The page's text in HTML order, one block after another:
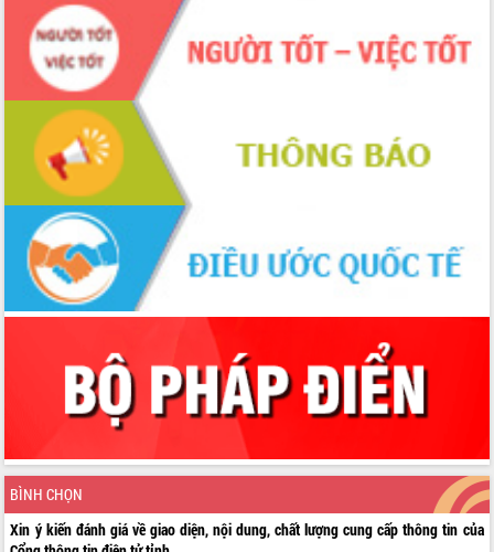
BÌNH CHỌN
Xin ý kiến đánh giá về giao diện, nội dung, chất lượng cung cấp thông tin của